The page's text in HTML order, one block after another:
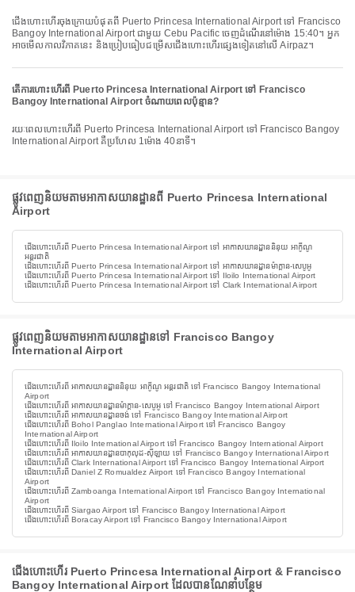
ជើងហោះហើរចុងក្រោយបំផុតពី Puerto Princesa International Airport ទៅ Francisco
Bangoy International Airport ជាមួយ Cebu Pacific ចេញដំណើរនៅម៉ោង 15:40។ អ្នក
អាចមើលកាលវិភាគនេះ និងប្រៀបធៀបជម្រើសជើងហោះហើរផ្សេងទៀតនៅលើ Airpaz។
តើការហោះហើរពី Puerto Princesa International Airport ទៅ Francisco
Bangoy International Airport ចំណាយពេលប៉ុន្មាន?
រយៈពេលហោះហើរពី Puerto Princesa International Airport ទៅ Francisco Bangoy
International Airport គឺប្រហែល 1ម៉ោង 40នាទី។
ផ្លូវពេញនិយមតាមអាកាសយានដ្ឋានពី Puerto Princesa International
Airport
ជើងហោះហើរពី Puerto Princesa International Airport ទៅ អាកាសយានដ្ឋាននិនុយ អាកូីណូ
អន្តរជាតិ
ជើងហោះហើរពី Puerto Princesa International Airport ទៅ អាកាសយានដ្ឋានម៉ាក្តាន-សេបូអូ
ជើងហោះហើរពី Puerto Princesa International Airport ទៅ Iloilo International Airport
ជើងហោះហើរពី Puerto Princesa International Airport ទៅ Clark International Airport
ផ្លូវពេញនិយមតាមអាកាសយានដ្ឋានទៅ Francisco Bangoy
International Airport
ជើងហោះហើរពី អាកាសយានដ្ឋាននិនុយ អាកូីណូ អន្តរជាតិ ទៅ Francisco Bangoy International
Airport
ជើងហោះហើរពី អាកាសយានដ្ឋានម៉ាក្តាន-សេបូអូ ទៅ Francisco Bangoy International Airport
ជើងហោះហើរពី អាកាសយានដ្ឋានចង់ ទៅ Francisco Bangoy International Airport
ជើងហោះហើរពី Bohol Panglao International Airport ទៅ Francisco Bangoy
International Airport
ជើងហោះហើរពី Iloilo International Airport ទៅ Francisco Bangoy International Airport
ជើងហោះហើរពី អាកាសយានដ្ឋានបាកុលុដ-ស៊ីឡាយ ទៅ Francisco Bangoy International Airport
ជើងហោះហើរពី Clark International Airport ទៅ Francisco Bangoy International Airport
ជើងហោះហើរពី Daniel Z Romualdez Airport ទៅ Francisco Bangoy International
Airport
ជើងហោះហើរពី Zamboanga International Airport ទៅ Francisco Bangoy International
Airport
ជើងហោះហើរពី Siargao Airport ទៅ Francisco Bangoy International Airport
ជើងហោះហើរពី Boracay Airport ទៅ Francisco Bangoy International Airport
ជើងហោះហើរ Puerto Princesa International Airport & Francisco
Bangoy International Airport ដែលបានណែនាំបន្ថែម